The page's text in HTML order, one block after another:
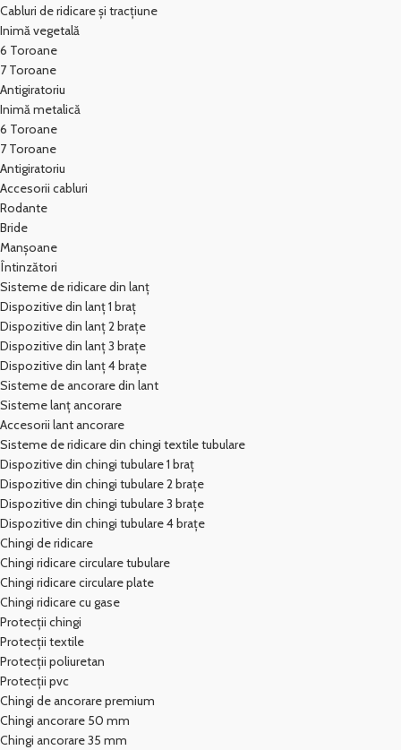
Cabluri de ridicare și tracțiune
Inimă vegetală
6 Toroane
7 Toroane
Antigiratoriu
Inimă metalică
6 Toroane
7 Toroane
Antigiratoriu
Accesorii cabluri
Rodante
Bride
Manșoane
Întinzători
Sisteme de ridicare din lanț
Dispozitive din lanț 1 braț
Dispozitive din lanț 2 brațe
Dispozitive din lanț 3 brațe
Dispozitive din lanț 4 brațe
Sisteme de ancorare din lant
Sisteme lanț ancorare
Accesorii lant ancorare
Sisteme de ridicare din chingi textile tubulare
Dispozitive din chingi tubulare 1 braț
Dispozitive din chingi tubulare 2 brațe
Dispozitive din chingi tubulare 3 brațe
Dispozitive din chingi tubulare 4 brațe
Chingi de ridicare
Chingi ridicare circulare tubulare
Chingi ridicare circulare plate
Chingi ridicare cu gase
Protecții chingi
Protecții textile
Protecții poliuretan
Protecții pvc
Chingi de ancorare premium
Chingi ancorare 50 mm
Chingi ancorare 35 mm